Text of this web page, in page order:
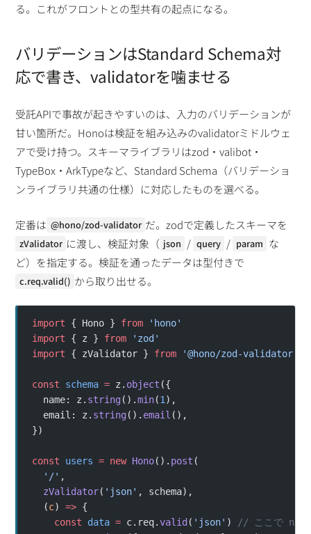
る。これがフロントとの型共有の起点になる。
バリデーションはStandard Schema対
応で書き、validatorを噛ませる
受託APIで事故が起きやすいのは、入力のバリデーションが
甘い箇所だ。Honoは検証を組み込みのvalidatorミドルウェ
アで受け持つ。スキーマライブラリはzod・valibot・
TypeBox・ArkTypeなど、Standard Schema（バリデーショ
ンライブラリ共通の仕様）に対応したものを選べる。
定番は @hono/zod-validator だ。zodで定義したスキーマを
zValidator に渡し、検証対象（ json / query / param な
ど）を指定する。検証を通ったデータは型付きで
c.req.valid() から取り出せる。
import { Hono } from 'hono'
import { z } from 'zod'
import { zValidator } from '@hono/zod-validator'
const schema = z. object ({
  name: z.
string().min(1 ),
  email: z.
string(). email (),
})
const users = new Hono(). post (
  '/'
,
  zValidator
( 'json' , schema),
  (
c) => {
    const
data = c.req.valid ( 'json' ) // ここで